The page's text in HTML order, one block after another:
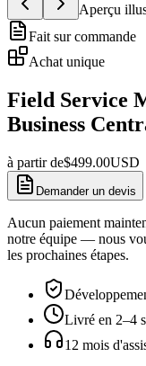
Aperçu
Fait sur commande
Achat unique
Field Service
Business
à partir de$499.00USD
Demander un devis
Aucun paiement
notre équipe — nous
les prochaines étapes.
Livré en 2–4
12 mois